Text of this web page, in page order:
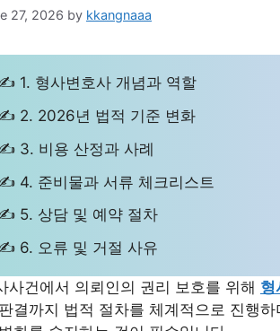
27, 2026 by kkangnaaa
1. 형사변호사 개념과 역할
2. 2026년 법적 기준 변화
3. 비용 산정과 사례
4. 준비물과 서류 체크리스트
5. 상담 및 예약 절차
6. 오류 및 거절 사유
사건에서 의뢰인의 권리 보호를 위해 형
결까지 법적 절차를 체계적으로 진행